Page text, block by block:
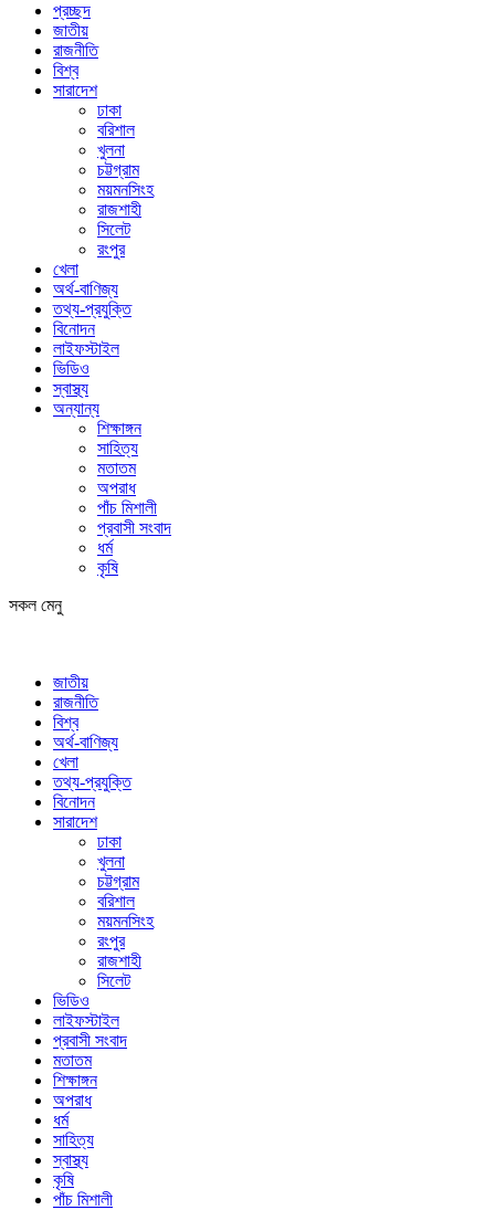
প্রচ্ছদ
জাতীয়
রাজনীতি
বিশ্ব
সারাদেশ
ঢাকা
বরিশাল
খুলনা
চট্টগ্রাম
ময়মনসিংহ
রাজশাহী
সিলেট
রংপুর
খেলা
অর্থ-বাণিজ্য
তথ্য-প্রযুক্তি
বিনোদন
লাইফস্টাইল
ভিডিও
স্বাস্থ্য
অন্যান্য
শিক্ষাঙ্গন
সাহিত্য
মতাতম
অপরাধ
পাঁচ মিশালী
প্রবাসী সংবাদ
ধর্ম
কৃষি
সকল মেনু
জাতীয়
রাজনীতি
বিশ্ব
অর্থ-বাণিজ্য
খেলা
তথ্য-প্রযুক্তি
বিনোদন
সারাদেশ
ঢাকা
খুলনা
চট্টগ্রাম
বরিশাল
ময়মনসিংহ
রংপুর
রাজশাহী
সিলেট
ভিডিও
লাইফস্টাইল
প্রবাসী সংবাদ
মতাতম
শিক্ষাঙ্গন
অপরাধ
ধর্ম
সাহিত্য
স্বাস্থ্য
কৃষি
পাঁচ মিশালী